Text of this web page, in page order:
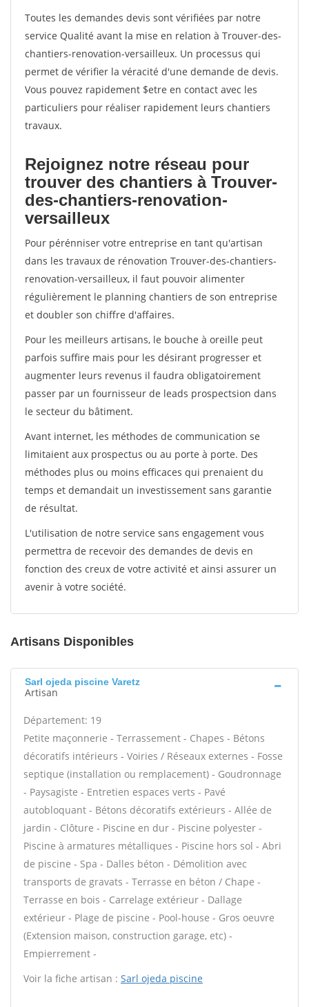
Toutes les demandes devis sont vérifiées par notre
service Qualité avant la mise en relation à Trouver-des-
chantiers-renovation-versailleux. Un processus qui
permet de vérifier la véracité d'une demande de devis.
Vous pouvez rapidement $etre en contact avec les
particuliers pour réaliser rapidement leurs chantiers
travaux.
Rejoignez notre réseau pour
trouver des chantiers à Trouver-
des-chantiers-renovation-
versailleux
Pour pérénniser votre entreprise en tant qu'artisan
dans les travaux de rénovation Trouver-des-chantiers-
renovation-versailleux, il faut pouvoir alimenter
régulièrement le planning chantiers de son entreprise
et doubler son chiffre d'affaires.
Pour les meilleurs artisans, le bouche à oreille peut
parfois suffire mais pour les désirant progresser et
augmenter leurs revenus il faudra obligatoirement
passer par un fournisseur de leads prospectsion dans
le secteur du bâtiment.
Avant internet, les méthodes de communication se
limitaient aux prospectus ou au porte à porte. Des
méthodes plus ou moins efficaces qui prenaient du
temps et demandait un investissement sans garantie
de résultat.
L'utilisation de notre service sans engagement vous
permettra de recevoir des demandes de devis en
fonction des creux de votre activité et ainsi assurer un
avenir à votre société.
Artisans Disponibles
Sarl ojeda piscine Varetz
Artisan
Département: 19
Petite maçonnerie - Terrassement - Chapes - Bétons
décoratifs intérieurs - Voiries / Réseaux externes - Fosse
septique (installation ou remplacement) - Goudronnage
- Paysagiste - Entretien espaces verts - Pavé
autobloquant - Bétons décoratifs extérieurs - Allée de
jardin - Clôture - Piscine en dur - Piscine polyester -
Piscine à armatures métalliques - Piscine hors sol - Abri
de piscine - Spa - Dalles béton - Démolition avec
transports de gravats - Terrasse en béton / Chape -
Terrasse en bois - Carrelage extérieur - Dallage
extérieur - Plage de piscine - Pool-house - Gros oeuvre
(Extension maison, construction garage, etc) -
Empierrement -
Voir la fiche artisan : Sarl ojeda piscine